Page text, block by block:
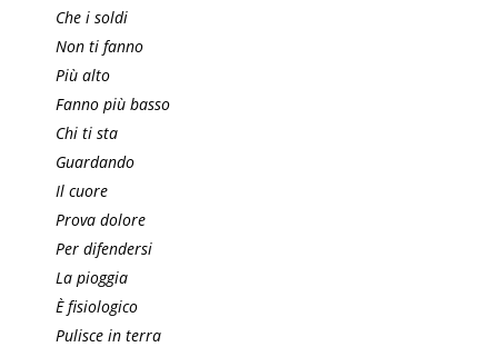
Che i soldi
Non ti fanno
Più alto
Fanno più basso
Chi ti sta
Guardando
Il cuore
Prova dolore
Per difendersi
La pioggia
È fisiologico
Pulisce in terra